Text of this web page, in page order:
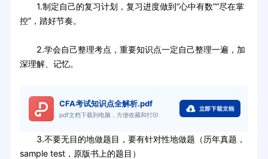
1.制定自己的复习计划，复习进度做到“心中有数”“尽在掌
控”，踏好节奏。
2.学会自己整理考点，重要知识点一定自己整理一遍，加
深理解、记忆。
CFA考试知识点全解析.pdf
pdf文档下载到电脑，方便收藏和打印
3.不要无目的地做题目，要有针对性地做题（历年真题，
sample test，原版书上的题目）